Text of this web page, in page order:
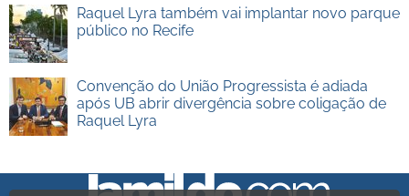
Raquel Lyra também vai implantar novo parque
público no Recife
Convenção do União Progressista é adiada
após UB abrir divergência sobre coligação de
Raquel Lyra